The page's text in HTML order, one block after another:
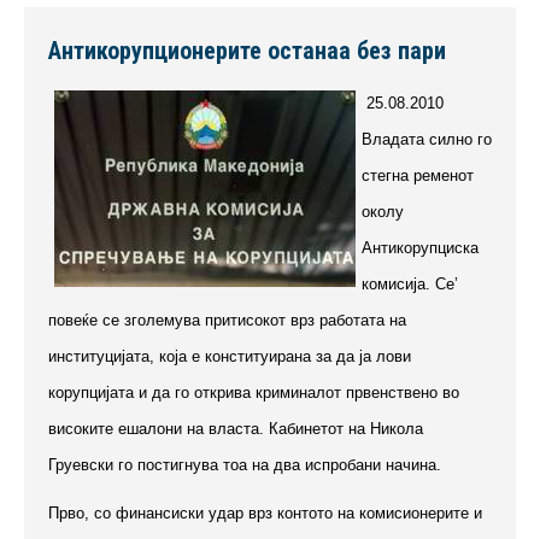
Антикорупционерите останаа без пари
25.08.2010
Владата силно го
стегна ременот
околу
Антикорупциска
комисија. Се’
повеќе се зголемува притисокот врз работата на
институцијата, која е конституирана за да ја лови
корупцијата и да го открива криминалот првенствено во
високите ешалони на власта. Кабинетот на Никола
Груевски го постигнува тоа на два испробани начина.
Прво, со финансиски удар врз контото на комисионерите и